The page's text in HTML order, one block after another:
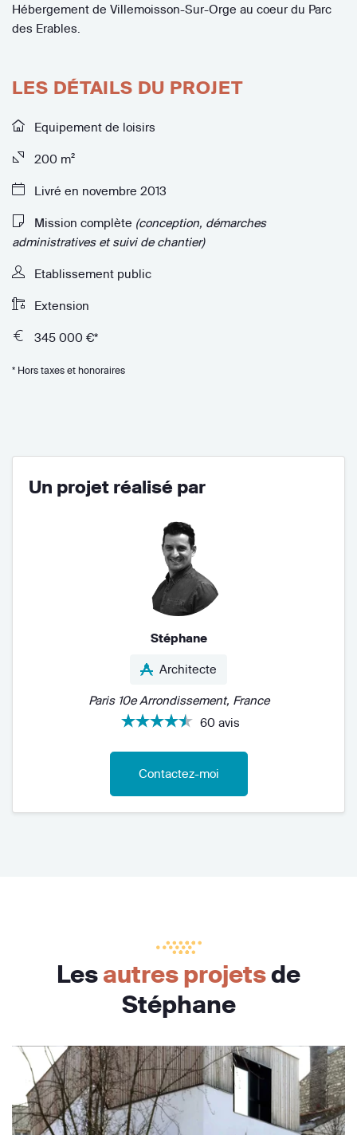
Hébergement de Villemoisson-Sur-Orge au coeur du Parc
des Erables.
LES DÉTAILS DU PROJET
Equipement de loisirs
200 m²
Livré en novembre 2013
Mission complète (conception, démarches
administratives et suivi de chantier)
Etablissement public
Extension
345 000 €*
* Hors taxes et honoraires
Un projet réalisé par
Stéphane
Architecte
Paris 10e Arrondissement, France
60 avis
Contactez-moi
Lesautres projetsde
Stéphane